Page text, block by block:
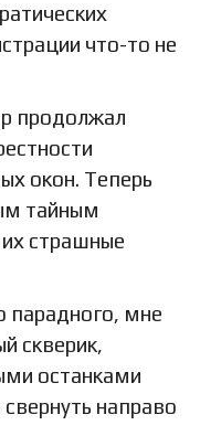
что-то не
продолжал
окон. Теперь
тайным
страшные
парадного, мне
скверик,
останками
направо